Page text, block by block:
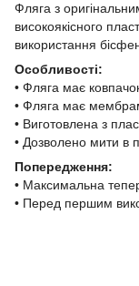
Фляга з
високоякісного
використання
Особливості:
• Фляга має
• Фляга має
• Виготовлена з
• Дозволено мити в
Попередження:
• Максимальна
• Перед першим